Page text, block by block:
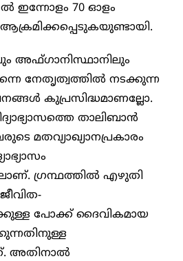
ൽ ഇന്നോളം 70 ഓളം
അഫ്ഗാനിസ്ഥാനിലും
നേതൃത്വത്തിൽ നടക്കുന്ന
കുപ്രസിദ്ധമാണല്ലോ.
താലിബാൻ
മതവ്യാഖ്യാനപ്രകാരം
ഗ്രന്ഥത്തിൽ എഴുതി
പോക്ക് ദൈവികമായ
അതിനാൽ